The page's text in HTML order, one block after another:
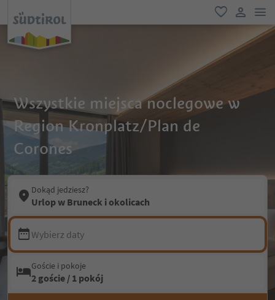
ulubione
link
Wszystkie miejsca noclegowe w
Region Kronplatz/Plan de
Corones
Dokąd jedziesz?
Urlop w Bruneck i okolicach
Wybierz daty
Goście i pokoje
2 goście / 1 pokój